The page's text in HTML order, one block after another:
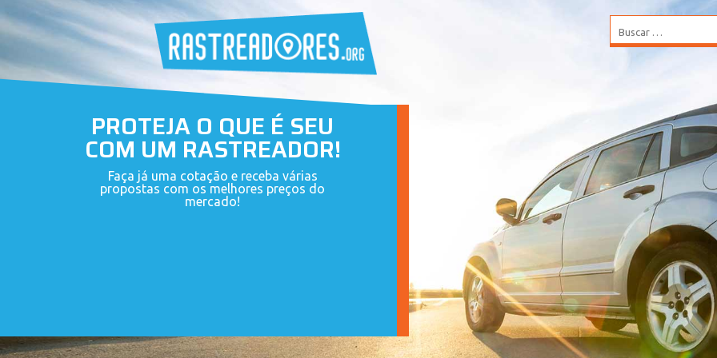
PROTEJA O QUE É SEU
COM UM RASTREADOR!
Faça já uma cotação e receba várias
propostas com os melhores preços do
mercado!